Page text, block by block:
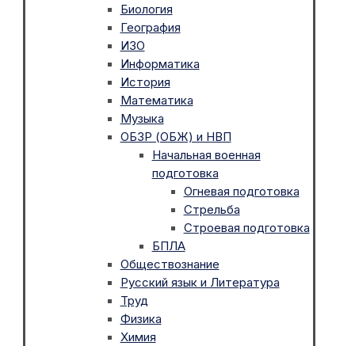
Биология
География
ИЗО
Информатика
История
Математика
Музыка
ОБЗР (ОБЖ) и НВП
Начальная военная
подготовка
Огневая подготовка
Стрельба
Строевая подготовка
БПЛА
Обществознание
Русский язык и Литература
Труд
Физика
Химия